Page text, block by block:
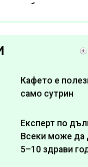
субстанции за
отслабване
Кафето е
само сутрин
Експерт по
Всеки може да
5–10 здрави